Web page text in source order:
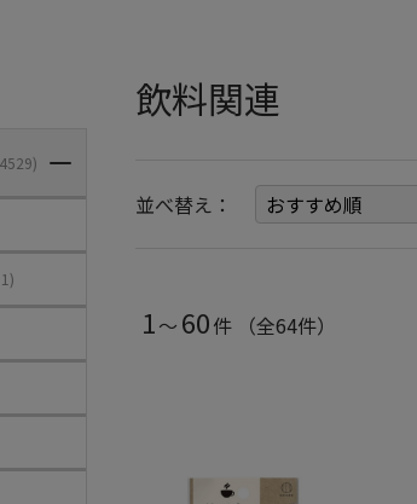
飲料関連
並べ替え：
1～ 60件 （全64件）